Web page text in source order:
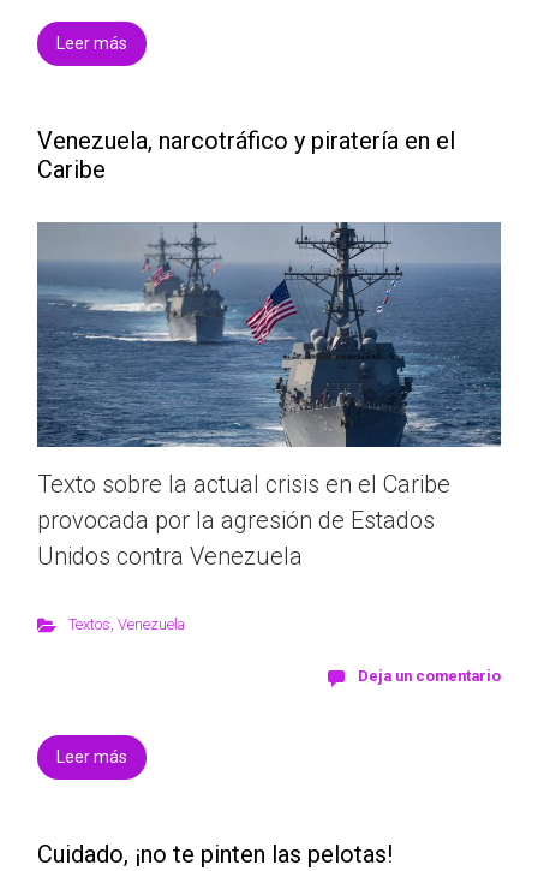
Leer más
Venezuela, narcotráfico y piratería en el
Caribe
Texto sobre la actual crisis en el Caribe
provocada por la agresión de Estados
Unidos contra Venezuela
Textos, Venezuela
Deja un comentario
Leer más
Cuidado, ¡no te pinten las pelotas!